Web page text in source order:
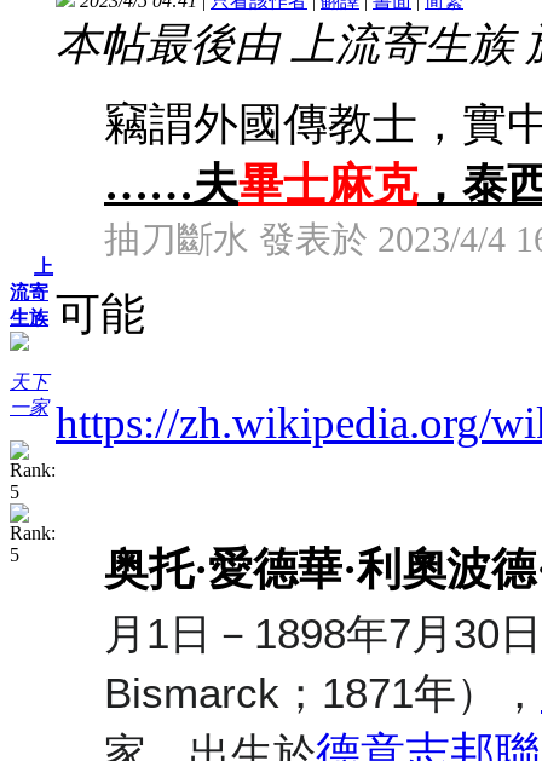
上
流寄
生族
天下
一家
本帖最後由 上流寄生族
竊謂外國傳教士，實
……夫畢士麻克，泰
抽刀斷水 發表於 2023/4/4
可能
https://zh.wikipedia.org/
奥托·愛德華·利奧波
月1日－1898年7月30
Bismarck ；1871年），